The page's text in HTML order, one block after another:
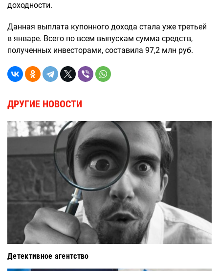
доходности.
Данная выплата купонного дохода стала уже третьей
в январе. Всего по всем выпускам сумма средств,
полученных инвесторами, составила 97,2 млн руб.
ДРУГИЕ НОВОСТИ
Детективное агентство